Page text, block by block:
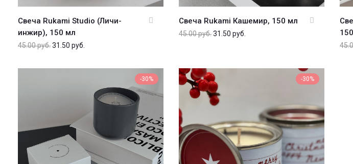
Свеча Rukami Studio (Личи-
инжир), 150 мл
45.00руб.31.50 руб.
Свеча Rukami Кашемир, 150 мл
45.00руб.31.50 руб.
-30% -30%